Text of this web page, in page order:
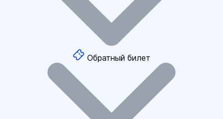
Обратный билет